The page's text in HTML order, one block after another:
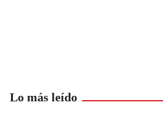
Lo más leído